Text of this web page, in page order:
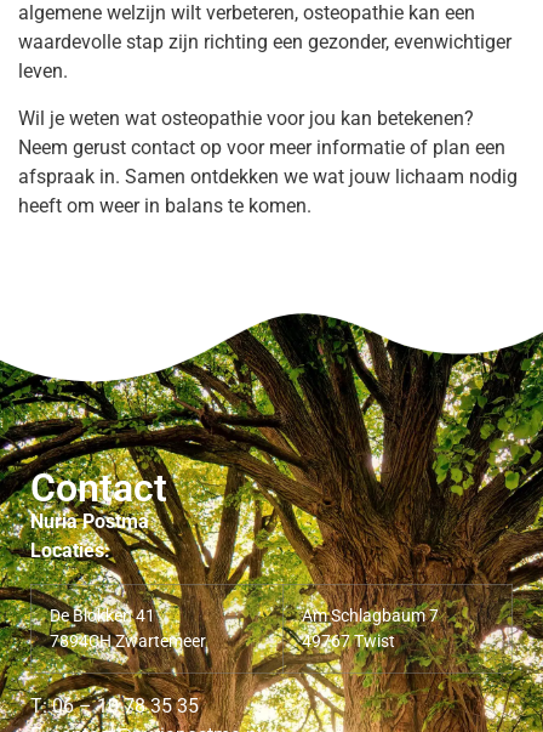
algemene welzijn wilt verbeteren, osteopathie kan een
waardevolle stap zijn richting een gezonder, evenwichtiger
leven.
Wil je weten wat osteopathie voor jou kan betekenen?
Neem gerust contact op voor meer informatie of plan een
afspraak in. Samen ontdekken we wat jouw lichaam nodig
heeft om weer in balans te komen.
Contact
Nuria Postma
Locaties:
De Blokken 41
7894CH Zwartemeer
Am Schlagbaum 7
49767 Twist
T: 06 – 10 78 35 35